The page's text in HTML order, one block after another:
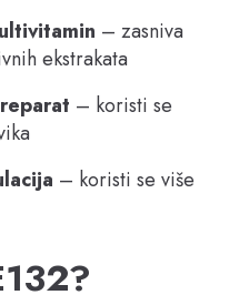
– zasniva
ekstrakata
– koristi se
– koristi se više